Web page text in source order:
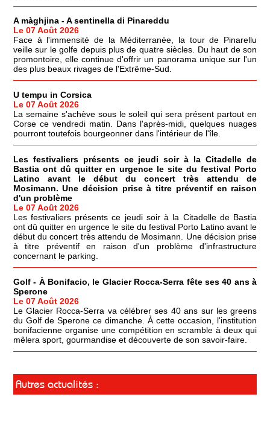
A màghjina - A sentinella di Pinareddu
Le 07 Août 2026
Face à l'immensité de la Méditerranée, la tour de Pinarellu
veille sur le golfe depuis plus de quatre siècles. Du haut de son
promontoire, elle continue d'offrir un panorama unique sur l'un
des plus beaux rivages de l'Extrême-Sud.
U tempu in Corsica
Le 07 Août 2026
La semaine s'achève sous le soleil qui sera présent partout en
Corse ce vendredi matin. Dans l'après-midi, quelques nuages
pourront toutefois bourgeonner dans l'intérieur de l'île.
Les festivaliers présents ce jeudi soir à la Citadelle de
Bastia ont dû quitter en urgence le site du festival Porto
Latino avant le début du concert très attendu de
Mosimann. Une décision prise à titre préventif en raison
d'un problème
Le 07 Août 2026
Les festivaliers présents ce jeudi soir à la Citadelle de Bastia
ont dû quitter en urgence le site du festival Porto Latino avant le
début du concert très attendu de Mosimann. Une décision prise
à titre préventif en raison d'un problème d'infrastructure
concernant le parking.
Golf - À Bonifacio, le Glacier Rocca-Serra fête ses 40 ans à
Sperone
Le 07 Août 2026
Le Glacier Rocca-Serra va célébrer ses 40 ans sur les greens
du Golf de Sperone ce dimanche. À cette occasion, l'institution
bonifacienne organise une compétition en scramble à deux qui
mêlera sport, gourmandise et découverte de son savoir-faire.
Autres actualités :